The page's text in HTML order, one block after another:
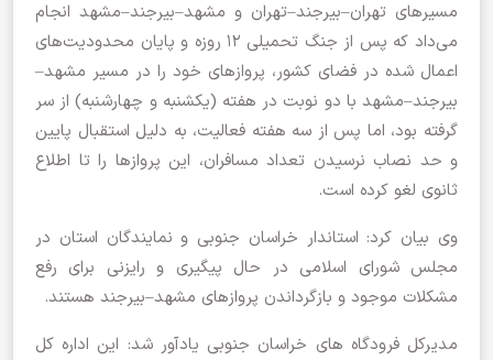
مسیرهای تهران–بیرجند–تهران و مشهد–بیرجند–مشهد انجام
می‌داد که پس از جنگ تحمیلی ۱۲ روزه و پایان محدودیت‌های
اعمال شده در فضای کشور، پروازهای خود را در مسیر مشهد–
بیرجند–مشهد با دو نوبت در هفته (یکشنبه و چهارشنبه) از سر
گرفته بود، اما پس از سه هفته فعالیت، به دلیل استقبال پایین
و حد نصاب نرسیدن تعداد مسافران، این پروازها را تا اطلاع
ثانوی لغو کرده است.
وی بیان کرد: استاندار خراسان جنوبی و نمایندگان استان در
مجلس شورای اسلامی در حال پیگیری و رایزنی برای رفع
مشکلات موجود و بازگرداندن پروازهای مشهد–بیرجند هستند.
مدیرکل فرودگاه های خراسان جنوبی یادآور شد: این اداره کل